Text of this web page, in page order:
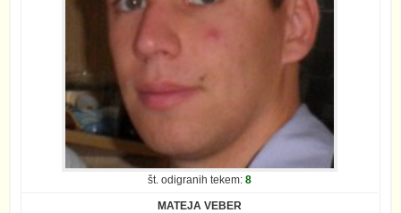
št. odigranih tekem: 8
MATEJA VEBER